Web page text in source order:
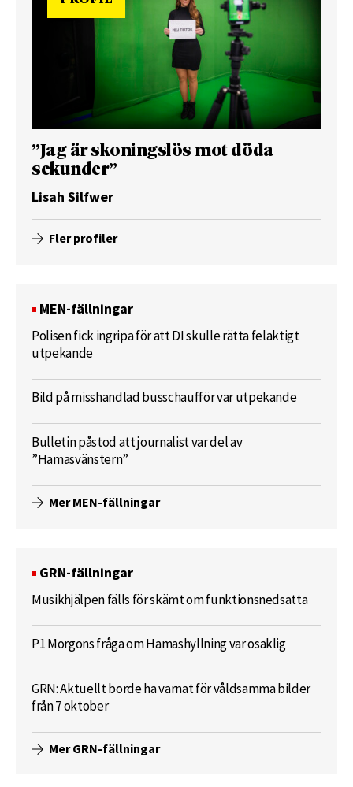
”Jag är skoningslös mot döda
sekunder”
Lisah Silfwer
Fler profiler
MEN-fällningar
Polisen fick ingripa för att DI skulle rätta felaktigt
utpekande
Bild på misshandlad busschaufför var utpekande
Bulletin påstod att journalist var del av
”Hamasvänstern”
Mer MEN-fällningar
GRN-fällningar
Musikhjälpen fälls för skämt om funktionsnedsatta
P1 Morgons fråga om Hamashyllning var osaklig
GRN: Aktuellt borde ha varnat för våldsamma bilder
från 7 oktober
Mer GRN-fällningar